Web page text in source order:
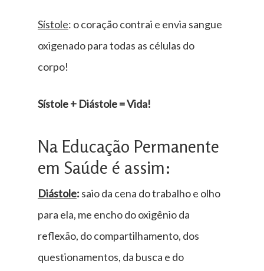
Sístole: o coração contrai e envia sangue
oxigenado para todas as células do
corpo!
Sístole + Diástole = Vida!
Na Educação Permanente
em Saúde é assim:
Diástole: saio da cena do trabalho e olho
para ela, me encho do oxigênio da
reflexão, do compartilhamento, dos
questionamentos, da busca e do